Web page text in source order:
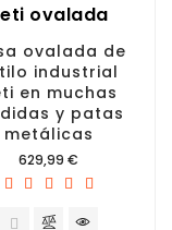
ovalada
ovalada de
industrial
en muchas
y patas
metálicas
Precio
629,99 €